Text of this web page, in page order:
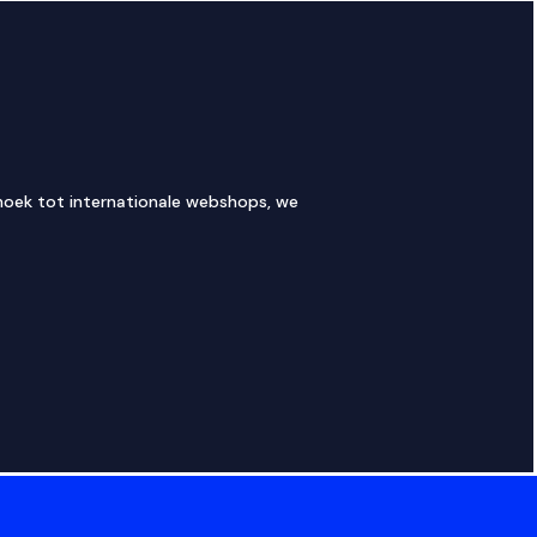
tot internationale webshops, we